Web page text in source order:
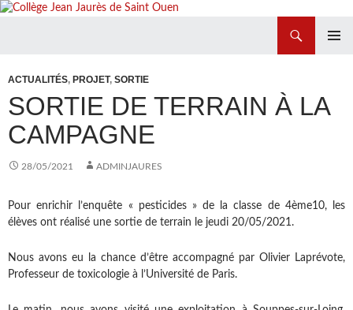
CONTENU
ACTUALITÉS, PROJET, SORTIE
SORTIE DE TERRAIN À LA
CAMPAGNE
28/05/2021 ADMINJAURES
Pour enrichir l’enquête « pesticides » de la classe de 4ème10, les
élèves ont réalisé une sortie de terrain le jeudi 20/05/2021.
Nous avons eu la chance d’être accompagné par Olivier Laprévote,
Professeur de toxicologie à l’Université de Paris.